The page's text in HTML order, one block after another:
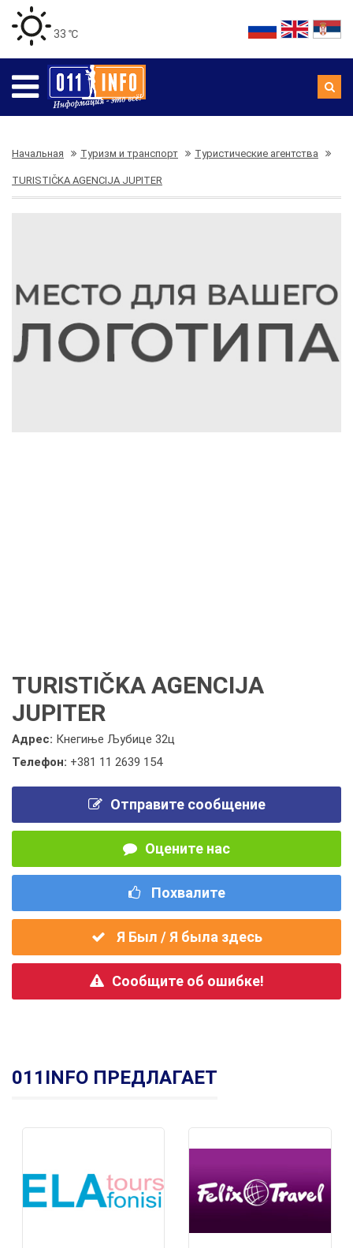
33 ℃
Начальная Туризм и транспорт Туристические агентства
TURISTIČKA AGENCIJA JUPITER
TURISTIČKA AGENCIJA
JUPITER
Адрес: Кнегиње Љубице 32ц
Телефон: +381 11 2639 154
Отправите сообщение
Оцените нас
Похвалите
Я Был / Я была здесь
Сообщите об ошибке!
011INFO ПРЕДЛАГАЕТ